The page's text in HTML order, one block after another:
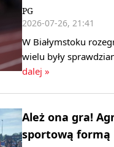
PG
2026-07-26, 21:41
W Białymstoku
wielu były
dalej »
Ależ ona gra!
sportową formą